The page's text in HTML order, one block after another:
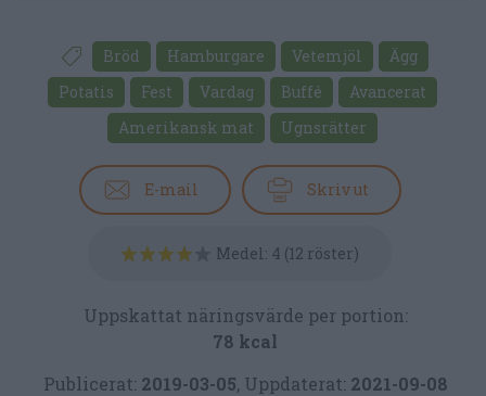
Bröd Hamburgare Vetemjöl
Ägg
Potatis
Fest Vardag Buffé
Avancerat
Amerikansk mat
Ugnsrätter
E-mail Skriv ut
Medel: 4 (12 röster)
Uppskattat näringsvärde per portion:
78 kcal
Publicerat: 2019-03-05, Uppdaterat: 2021-09-08